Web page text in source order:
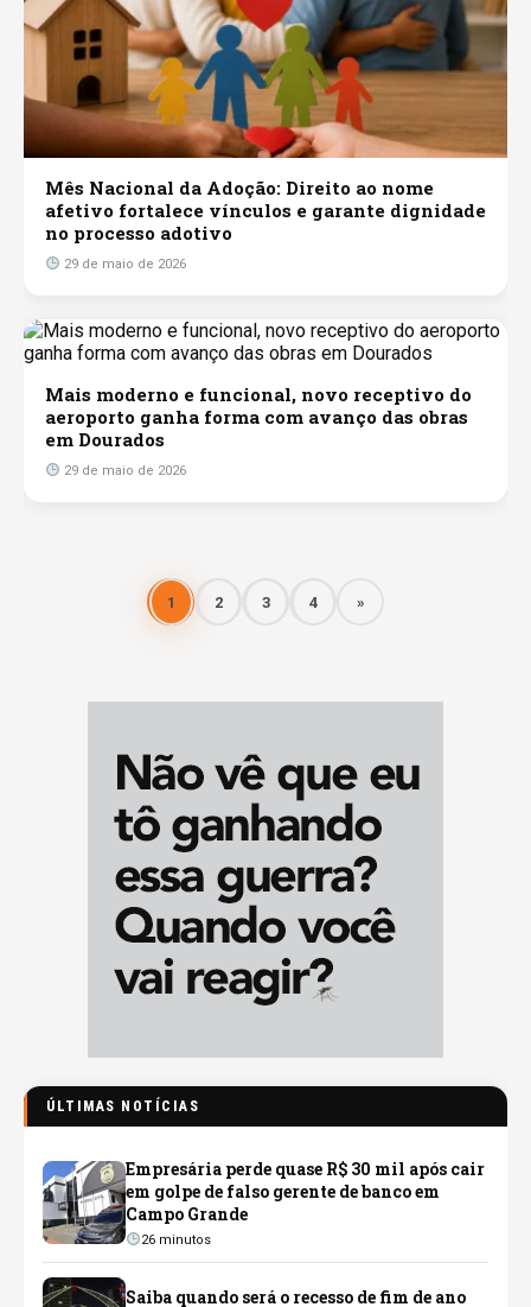
Mês Nacional da Adoção: Direito ao nome
afetivo fortalece vínculos e garante dignidade
no processo adotivo
29 de maio de 2026
Mais moderno e funcional, novo receptivo do
aeroporto ganha forma com avanço das obras
em Dourados
29 de maio de 2026
1 2 3 4 »
ÚLTIMAS NOTÍCIAS
Empresária perde quase R$ 30 mil após cair
em golpe de falso gerente de banco em
Campo Grande
26 minutos
Saiba quando será o recesso de fim de ano